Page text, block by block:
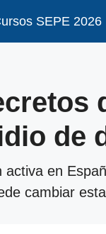
SEPE 2026
de
en
cambiar